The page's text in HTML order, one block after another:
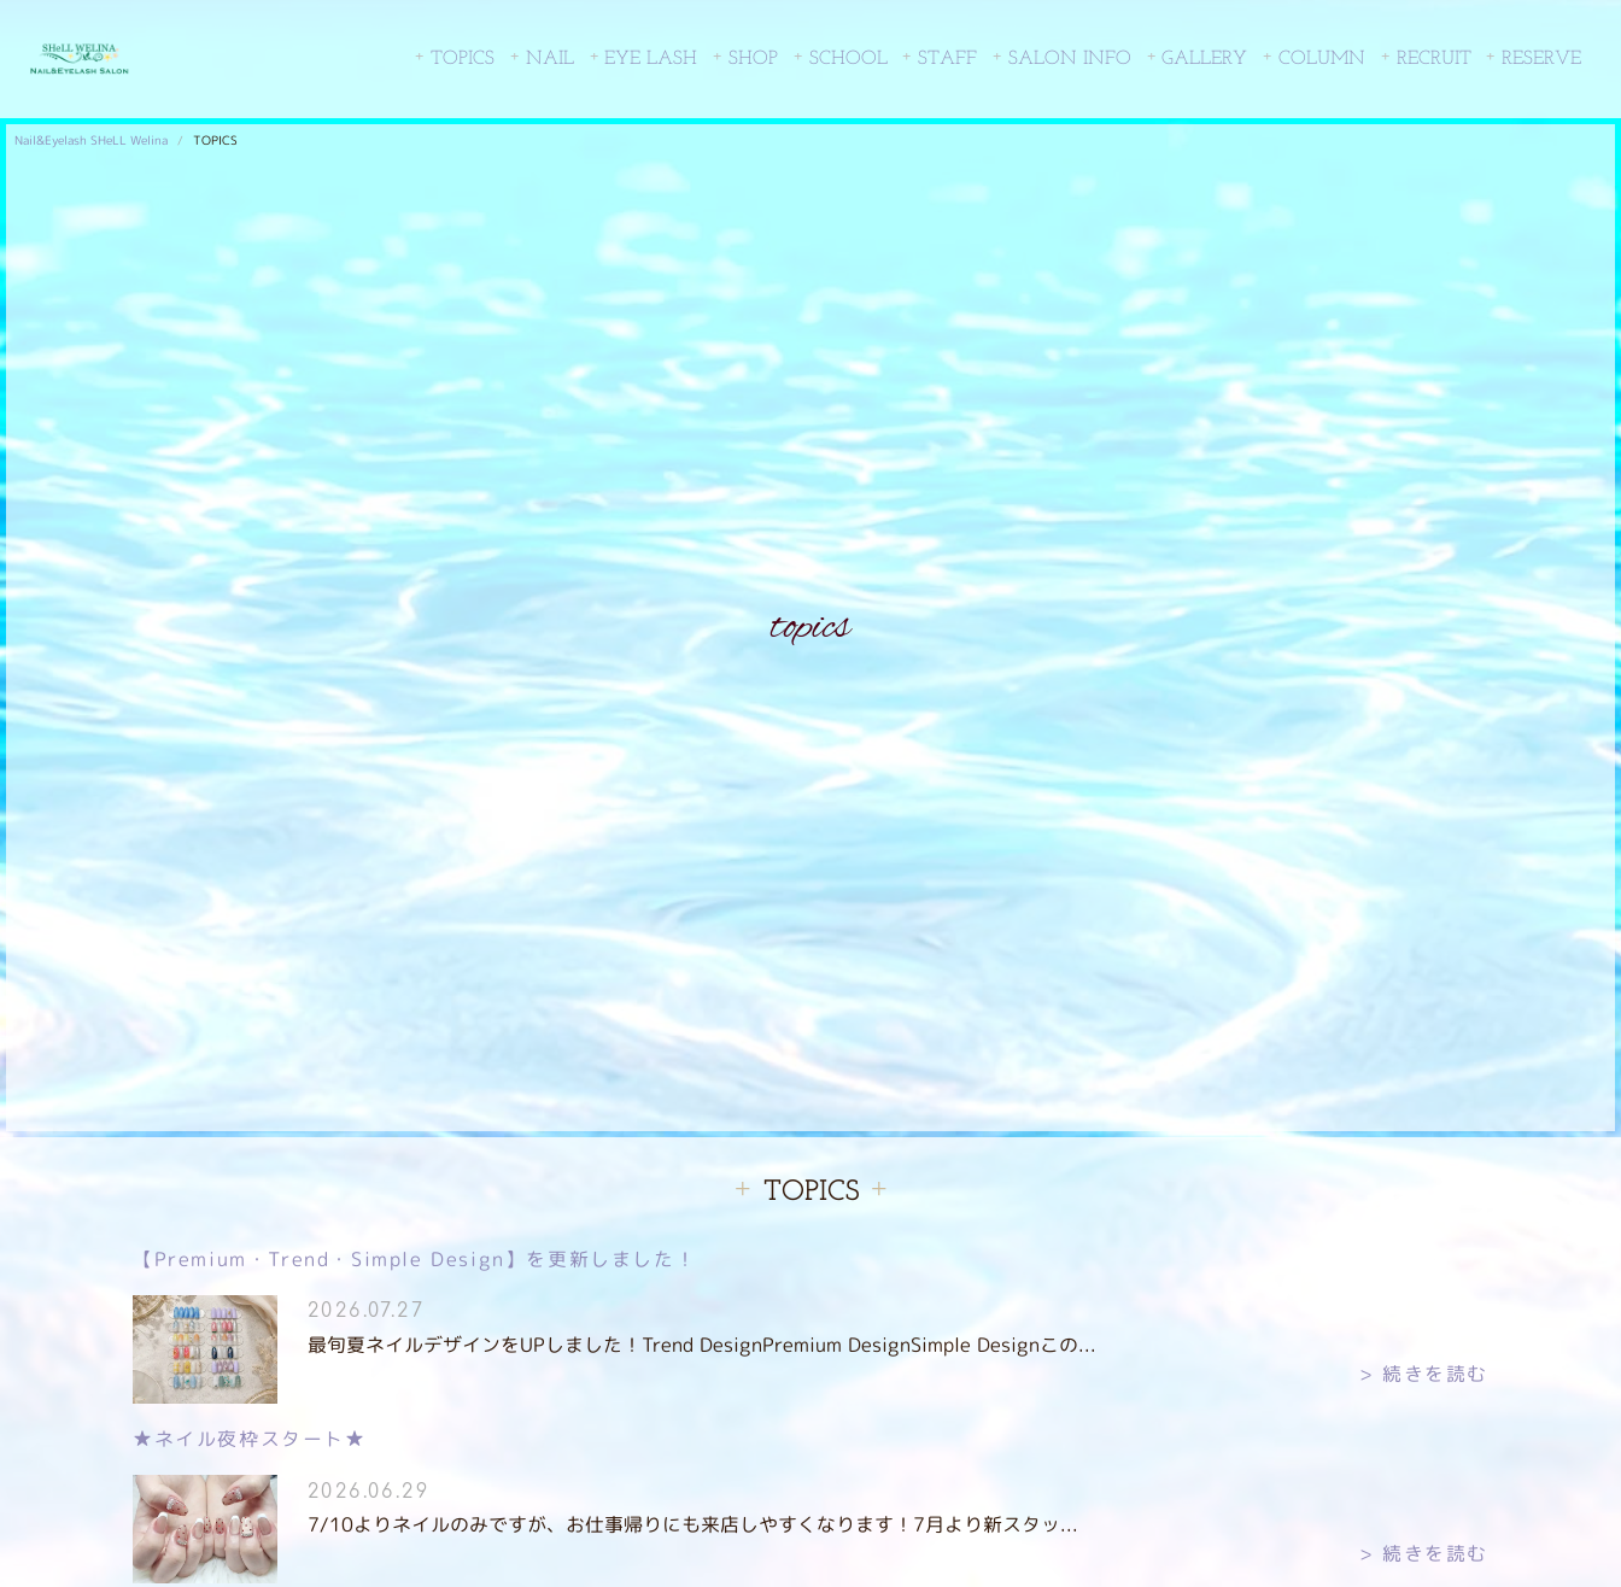
TOPICS NAIL EYE LASH SHOP SCHOOL STAFF SALON INFO GALLERY COLUMN RECRUIT RESERVE
Nail&Eyelash SHeLL Welina TOPICS
topics
TOPICS
【Premium・Trend・Simple Design】を更新しました！
2026.07.27
最旬夏ネイルデザインをUPしました！Trend DesignPremium DesignSimple Designこの...
続きを読む
★ネイル夜枠スタート★
2026.06.29
7/10よりネイルのみですが、お仕事帰りにも来店しやすくなります！7月より新スタッ...
続きを読む